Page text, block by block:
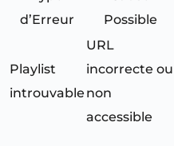
d’Erreur
Possible
Playlist
introuvable
URL
incorrecte ou
non
accessible